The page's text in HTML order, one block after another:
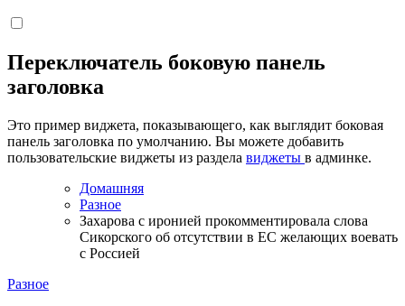
Переключатель боковую панель
заголовка
Это пример виджета, показывающего, как выглядит боковая
панель заголовка по умолчанию. Вы можете добавить
пользовательские виджеты из раздела виджеты в админке.
Домашняя
Разное
Захарова с иронией прокомментировала слова
Сикорского об отсутствии в ЕС желающих воевать
с Россией
Разное